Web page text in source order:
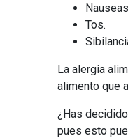
Tos.
La alergia
alimento que
¿Has
pues esto